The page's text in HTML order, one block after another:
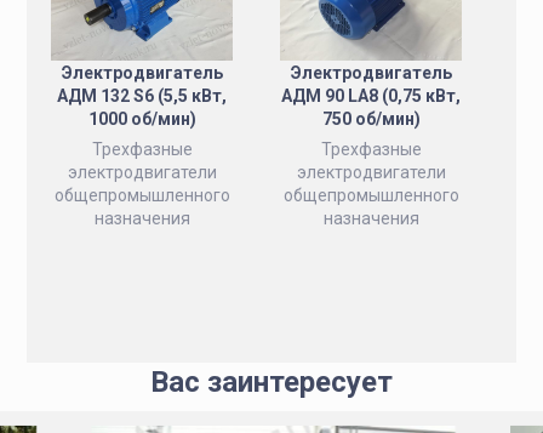
Электродвигатель
АДМ 132 S6 (5,5 кВт,
1000 об/мин)
Трехфазные
электродвигатели
общепромышленного
назначения
Электродвигатель
АДМ 90 LA8 (0,75 кВт,
750 об/мин)
Трехфазные
электродвигатели
общепромышленного
назначения
Вас заинтересует